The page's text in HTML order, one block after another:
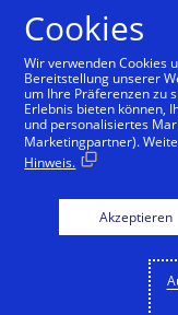
Back to City Guide
Cookies
Wir verwenden Cookies
Bereitstellung unserer
um Ihre Präferenzen zu
Erlebnis bieten können,
und personalisiertes
Marketingpartner).
Hinweis.
Akzeptieren